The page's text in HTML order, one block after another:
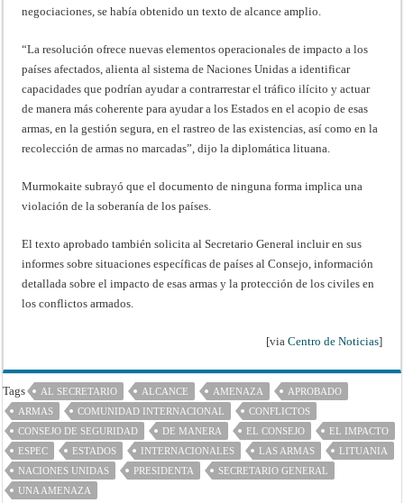
negociaciones, se había obtenido un texto de alcance amplio.
“La resolución ofrece nuevas elementos operacionales de impacto a los
países afectados, alienta al sistema de Naciones Unidas a identificar
capacidades que podrían ayudar a contrarrestar el tráfico ilícito y actuar
de manera más coherente para ayudar a los Estados en el acopio de esas
armas, en la gestión segura, en el rastreo de las existencias, así como en la
recolección de armas no marcadas”, dijo la diplomática lituana.
Murmokaite subrayó que el documento de ninguna forma implica una
violación de la soberanía de los países.
El texto aprobado también solicita al Secretario General incluir en sus
informes sobre situaciones específicas de países al Consejo, información
detallada sobre el impacto de esas armas y la protección de los civiles en
los conflictos armados.
[via Centro de Noticias]
Tags AL SECRETARIO ALCANCE AMENAZA
APROBADO
ARMAS
COMUNIDAD INTERNACIONAL
CONFLICTOS
CONSEJO DE SEGURIDAD
DE MANERA EL CONSEJO
EL IMPACTO
ESPEC
ESTADOS INTERNACIONALES LAS ARMAS
LITUANIA
NACIONES UNIDAS
PRESIDENTA
SECRETARIO GENERAL
UNA AMENAZA